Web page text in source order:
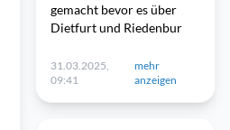
gemacht bevor es über
Dietfurt und Riedenbur
31.03.2025,
09:41
mehr
anzeigen